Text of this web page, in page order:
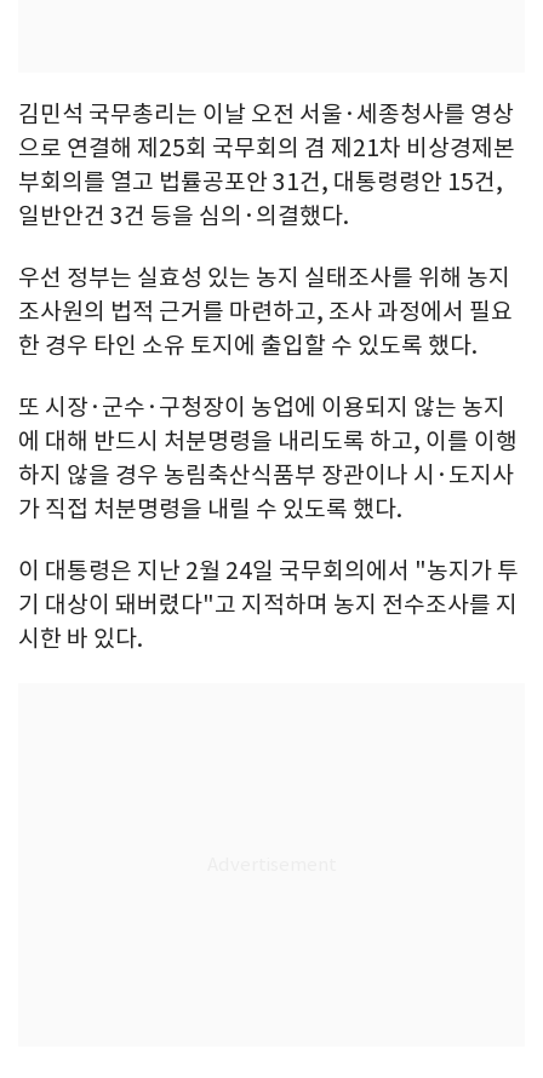
김민석 국무총리는 이날 오전 서울·세종청사를 영상
으로 연결해 제25회 국무회의 겸 제21차 비상경제본
부회의를 열고 법률공포안 31건, 대통령령안 15건,
일반안건 3건 등을 심의·의결했다.
우선 정부는 실효성 있는 농지 실태조사를 위해 농지
조사원의 법적 근거를 마련하고, 조사 과정에서 필요
한 경우 타인 소유 토지에 출입할 수 있도록 했다.
또 시장·군수·구청장이 농업에 이용되지 않는 농지
에 대해 반드시 처분명령을 내리도록 하고, 이를 이행
하지 않을 경우 농림축산식품부 장관이나 시·도지사
가 직접 처분명령을 내릴 수 있도록 했다.
이 대통령은 지난 2월 24일 국무회의에서 "농지가 투
기 대상이 돼버렸다"고 지적하며 농지 전수조사를 지
시한 바 있다.